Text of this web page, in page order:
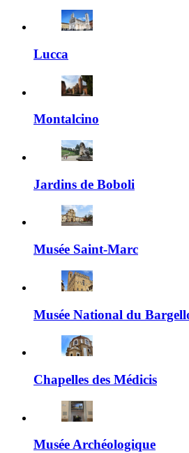
Lucca
Montalcino
Jardins de Boboli
Musée Saint-Marc
Musée National du
Chapelles des Médicis
Musée Archéologique